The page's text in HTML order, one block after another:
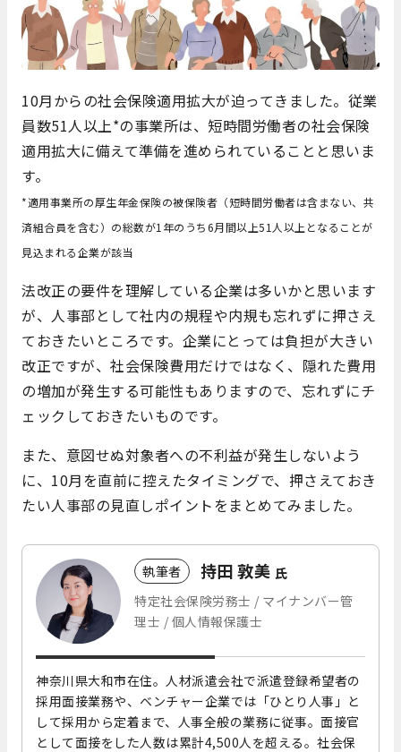
10月からの社会保険適用拡大が迫ってきました。従業
員数51人以上*の事業所は、短時間労働者の社会保険
適用拡大に備えて準備を進められていることと思いま
す。
*適用事業所の厚生年金保険の被保険者（短時間労働者は含まない、共
済組合員を含む）の総数が1年のうち6月間以上51人以上となることが
見込まれる企業が該当
法改正の要件を理解している企業は多いかと思います
が、人事部として社内の規程や内規も忘れずに押さえ
ておきたいところです。企業にとっては負担が大きい
改正ですが、社会保険費用だけではなく、隠れた費用
の増加が発生する可能性もありますので、忘れずにチ
ェックしておきたいものです。
また、意図せぬ対象者への不利益が発生しないよう
に、10月を直前に控えたタイミングで、押さえておき
たい人事部の見直しポイントをまとめてみました。
執筆者 持田 敦美 氏
特定社会保険労務士 / マイナンバー管
理士 / 個人情報保護士
神奈川県大和市在住。人材派遣会社で派遣登録希望者の
採用面接業務や、ベンチャー企業では「ひとり人事」と
して採用から定着まで、人事全般の業務に従事。面接官
として面接をした人数は累計4,500人を超える。社会保